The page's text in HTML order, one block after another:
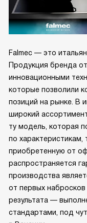
Falmec — это
Продукция бренда
инновационными
которые позволили
позиций на рынке. В
широкий
ту модель, которая
по характеристикам,
приобретенную от
распространяется
производства
от первых
результата —
стандартами, под